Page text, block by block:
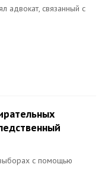
адвокат, связанный с
с помощью